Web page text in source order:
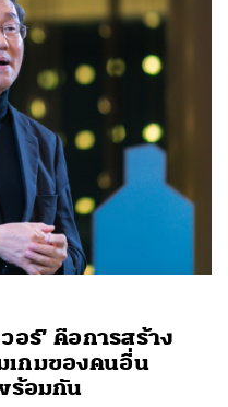
ร์’ คือการสร้าง
เกมของคนอื่น
ร้อมกัน